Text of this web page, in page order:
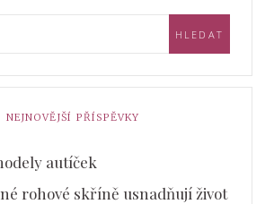
NEJNOVĚJŠÍ PŘÍSPĚVKY
autíček
rohové skříně usnadňují život